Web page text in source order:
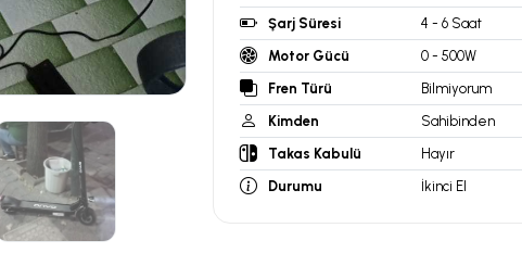
Şarj Süresi
4 - 6 Saat
Motor Gücü
0 - 500W
Fren Türü
Bilmiyorum
Kimden
Sahibinden
Takas Kabulü
Hayır
Durumu
İkinci El